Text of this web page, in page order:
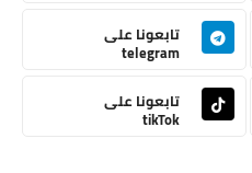
تابعونا على
telegram
تابعونا على
tikTok